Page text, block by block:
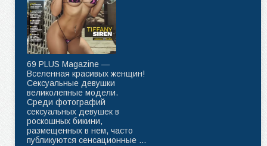
69 PLUS Magazine —
Вселенная красивых женщин!
Сексуальные девушки
великолепные модели.
Среди фотографий
сексуальных девушек в
роскошных бикини,
размещенных в нем, часто
публикуются сенсационные ...